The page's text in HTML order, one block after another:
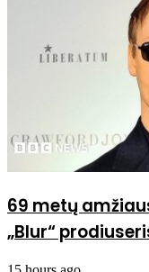
69 metų
„Blur“